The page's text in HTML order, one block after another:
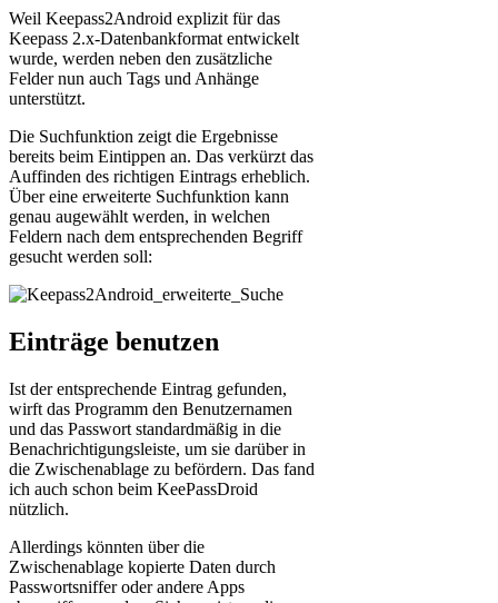
Weil Keepass2Android explizit für das
Keepass 2.x-Datenbankformat entwickelt
wurde, werden neben den zusätzliche
Felder nun auch Tags und Anhänge
unterstützt.
Die Suchfunktion zeigt die Ergebnisse
bereits beim Eintippen an. Das verkürzt das
Auffinden des richtigen Eintrags erheblich.
Über eine erweiterte Suchfunktion kann
genau augewählt werden, in welchen
Feldern nach dem entsprechenden Begriff
gesucht werden soll:
Einträge benutzen
Ist der entsprechende Eintrag gefunden,
wirft das Programm den Benutzernamen
und das Passwort standardmäßig in die
Benachrichtigungsleiste, um sie darüber in
die Zwischenablage zu befördern. Das fand
ich auch schon beim KeePassDroid
nützlich.
Allerdings könnten über die
Zwischenablage kopierte Daten durch
Passwortsniffer oder andere Apps